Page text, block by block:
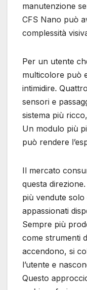
manutenzione
CFS Nano può
complessità
Per un utente
multicolore può
intimidire.
sensori e
sistema più
Un modulo più
può rendere
Il mercato
questa
più vendute
appassionati
Sempre più
come strumenti
accendono, si
l’utente e
Questo